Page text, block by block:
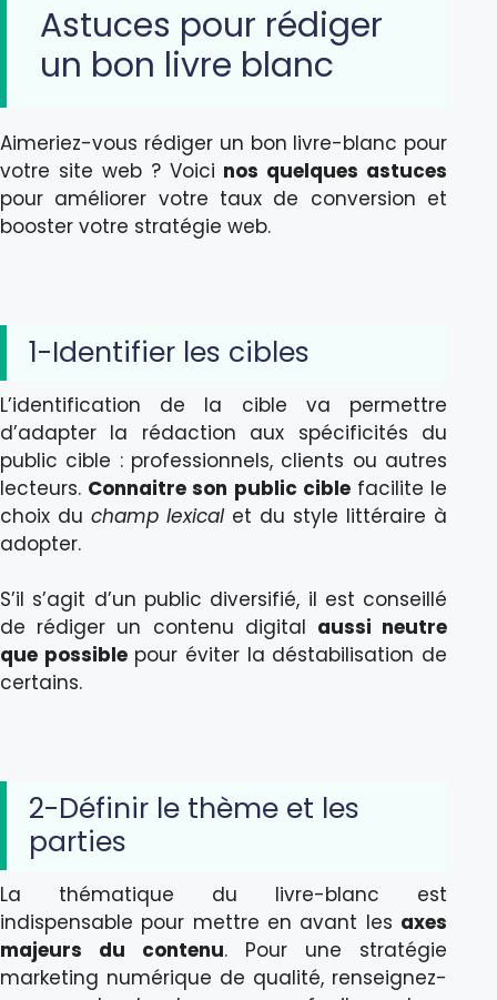
Astuces pour rédiger
un bon livre blanc
Aimeriez-vous rédiger un bon livre-blanc pour
votre site web ? Voici nos quelques astuces
pour améliorer votre taux de conversion et
booster votre stratégie web.
1-Identifier les cibles
L’identification de la cible va permettre
d’adapter la rédaction aux spécificités du
public cible : professionnels, clients ou autres
lecteurs. Connaitre son public ciblefacilite le
choix duchamp lexicalet du style littéraire à
adopter.
S’il s’agit d’un public diversifié, il est conseillé
de rédiger un contenu digital aussi neutre
que possiblepour éviter la déstabilisation de
certains.
2-Définir le thème et les
parties
La thématique du livre-blanc est
indispensable pour mettre en avant les axes
majeurs du contenu. Pour une stratégie
marketing numérique de qualité, renseignez-